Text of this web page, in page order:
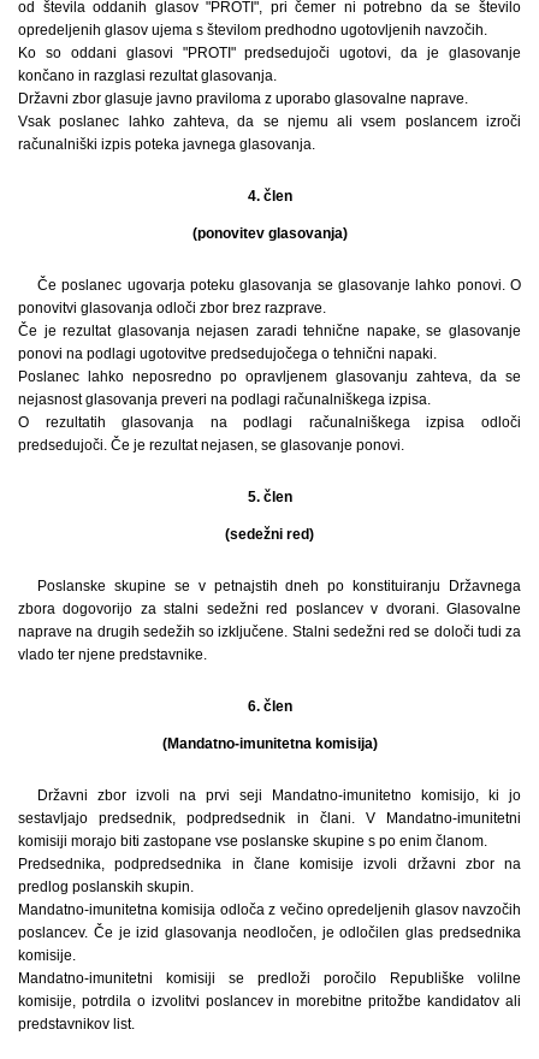
od števila oddanih glasov "PROTI", pri čemer ni potrebno da se število
opredeljenih glasov ujema s številom predhodno ugotovljenih navzočih.
Ko so oddani glasovi "PROTI" predsedujoči ugotovi, da je glasovanje
končano in razglasi rezultat glasovanja.
Državni zbor glasuje javno praviloma z uporabo glasovalne naprave.
Vsak poslanec lahko zahteva, da se njemu ali vsem poslancem izroči
računalniški izpis poteka javnega glasovanja.
4. člen
(ponovitev glasovanja)
Če poslanec ugovarja poteku glasovanja se glasovanje lahko ponovi. O
ponovitvi glasovanja odloči zbor brez razprave.
Če je rezultat glasovanja nejasen zaradi tehnične napake, se glasovanje
ponovi na podlagi ugotovitve predsedujočega o tehnični napaki.
Poslanec lahko neposredno po opravljenem glasovanju zahteva, da se
nejasnost glasovanja preveri na podlagi računalniškega izpisa.
O rezultatih glasovanja na podlagi računalniškega izpisa odloči
predsedujoči. Če je rezultat nejasen, se glasovanje ponovi.
5. člen
(sedežni red)
Poslanske skupine se v petnajstih dneh po konstituiranju Državnega
zbora dogovorijo za stalni sedežni red poslancev v dvorani. Glasovalne
naprave na drugih sedežih so izključene. Stalni sedežni red se določi tudi za
vlado ter njene predstavnike.
6. člen
(Mandatno-imunitetna komisija)
Državni zbor izvoli na prvi seji Mandatno-imunitetno komisijo, ki jo
sestavljajo predsednik, podpredsednik in člani. V Mandatno-imunitetni
komisiji morajo biti zastopane vse poslanske skupine s po enim članom.
Predsednika, podpredsednika in člane komisije izvoli državni zbor na
predlog poslanskih skupin.
Mandatno-imunitetna komisija odloča z večino opredeljenih glasov navzočih
poslancev. Če je izid glasovanja neodločen, je odločilen glas predsednika
komisije.
Mandatno-imunitetni komisiji se predloži poročilo Republiške volilne
komisije, potrdila o izvolitvi poslancev in morebitne pritožbe kandidatov ali
predstavnikov list.